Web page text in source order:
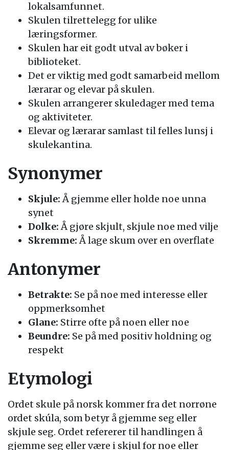
lokalsamfunnet.
Skulen tilrettelegg for ulike
læringsformer.
Skulen har eit godt utval av bøker i
biblioteket.
Det er viktig med godt samarbeid mellom
lærarar og elevar på skulen.
Skulen arrangerer skuledager med tema
og aktiviteter.
Elevar og lærarar samlast til felles lunsj i
skulekantina.
Synonymer
Skjule:Å gjemme eller holde noe unna
synet
Dolke:Å gjøre skjult, skjule noe med vilje
Skremme:Å lage skum over en overflate
Antonymer
Betrakte: Se på noe med interesse eller
oppmerksomhet
Glane: Stirre ofte på noen eller noe
Beundre: Se på med positiv holdning og
respekt
Etymologi
Ordet skule på norsk kommer fra det norrøne
ordet skúla, som betyr å gjemme seg eller
skjule seg. Ordet refererer til handlingen å
gjemme seg eller være i skjul for noe eller